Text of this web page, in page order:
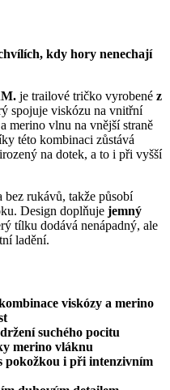
kdy hory nenechají
je trailové tričko vyrobené z
spojuje viskózu na vnitřní
a merino vlnu na vnější straně
této kombinaci zůstává
na dotek, a to i při vyšší
rukávů, takže působí
Design doplňuje jemný
tílku dodává nenápadný, ale
ladění.
viskózy a merino
suchého pocitu
merino vláknu
i při intenzivním